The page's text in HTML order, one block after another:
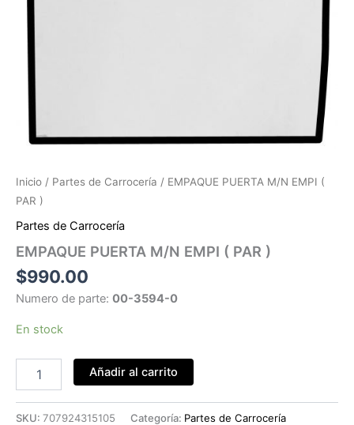
Inicio / Partes de Carrocería / EMPAQUE PUERTA M/N EMPI (
PAR )
Partes de Carrocería
EMPAQUE PUERTA M/N EMPI ( PAR )
$990.00
Numero de parte: 00-3594-0
En stock
PUERTA
EMPI
Añadir al carrito
SKU: 707924315105 Categoría: Partes de Carrocería